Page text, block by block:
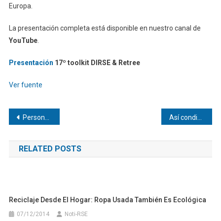
Europa.
La presentación completa está disponible en nuestro canal de
YouTube.
Presentación 17º toolkit DIRSE & Retree
Ver fuente
Navegación
de
entradas
Personas en movimiento: dignidad y pertenencia Así condiciona la cefalea la vida diaria de los menores
RELATED POSTS
Reciclaje Desde El Hogar: Ropa Usada También Es Ecológica
07/12/2014 Noti-RSE